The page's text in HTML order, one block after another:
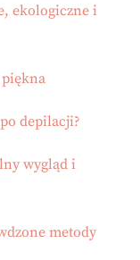
ekologiczne i
depilacji?
wygląd i
metody